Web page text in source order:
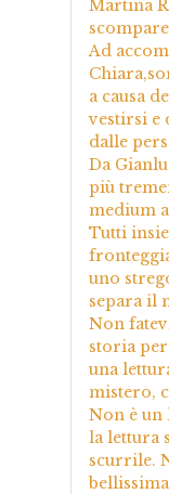
Martina
Ad
a causa
vestirsi e
dalle
Da
più
medium
Tutti
uno
separa il
Non
storia
una
mistero,
Non è
la lettura
scurrile.